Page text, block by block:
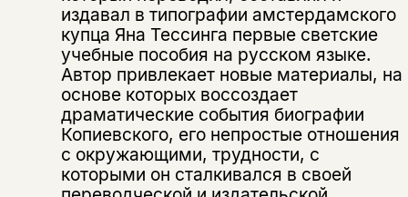
издавал в типографии амстердамского
купца Яна Тессинга первые светские
учебные пособия на русском языке.
Автор привлекает новые материалы, на
основе которых воссоздает
драматические события биографии
Копиевского, его непростые отношения
с окружающими, трудности, с
которыми он сталкивался в своей